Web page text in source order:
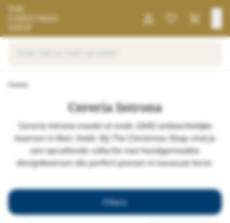
Home
Cereria Introna
Cereria Introna maakt al sinds 1840 ambachtelijke
kaarsen in Bari, Italië. Bij The Christmas Shop vind je
een opvallende collectie met handgemaakte
designkaarsen die perfect passen in luxueuze kerst.
Filters